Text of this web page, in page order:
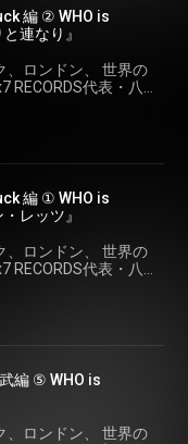
「REBEL」の精神
気付け続けてい
＜Official
koji24x7yawata/
MIX』をスチャダラ
ても精力的に活動
DREAD
(MASSIVE
HARDWARE)
：TOKYO…
15th APRIL：
NAGOYA…VIO 18th
APRIL：
：MAEBASH...
(REBEL DREAD
楽と服とパイセンた
ロードにあったショ
ック・クラプトンな
】 をスタート。
的な視野を持って
HARDWARE】
・シンコと共に主催
。音楽とカルチャ
hatchuck/ ✅＜
BASE ‘26】
G (MASSIVE
編 ② WHO is
連なり』
、ロンドン、 世界の
RECORDS代表・八
』。 4th
(REBEL DREAD
がりと広がりと連な
ロードにあったショ
ック・クラプトンな
】 をスタート。
的な視野を持って
HARDWARE】
・シンコと共に主催
。音楽とカルチャ
hatchuck/ ✅＜
編 ① WHO is
レッツ』
、ロンドン、 世界の
RECORDS代表・八
』。 4th
(REBEL DREAD
ドンとドン・レッ
武編 ⑤ WHO is
、ロンドン、 世界の